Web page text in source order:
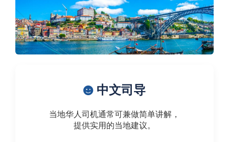
中文司导
当地华人司机通常可兼做简单讲解，
提供实用的当地建议。